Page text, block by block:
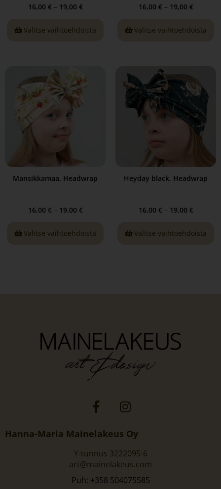
16,00 € – 19,00 €
Valitse vaihtoehdoista
16,00 € – 19,00 €
Valitse vaihtoehdoista
Mansikkamaa, Headwrap
16,00 € – 19,00 €
Valitse vaihtoehdoista
Heyday black, Headwrap
16,00 € – 19,00 €
Valitse vaihtoehdoista
Hanna-Maria Mainelakeus Oy
Y-tunnus 3222095-6
art@mainelakeus.com
Puh: +358 504075585